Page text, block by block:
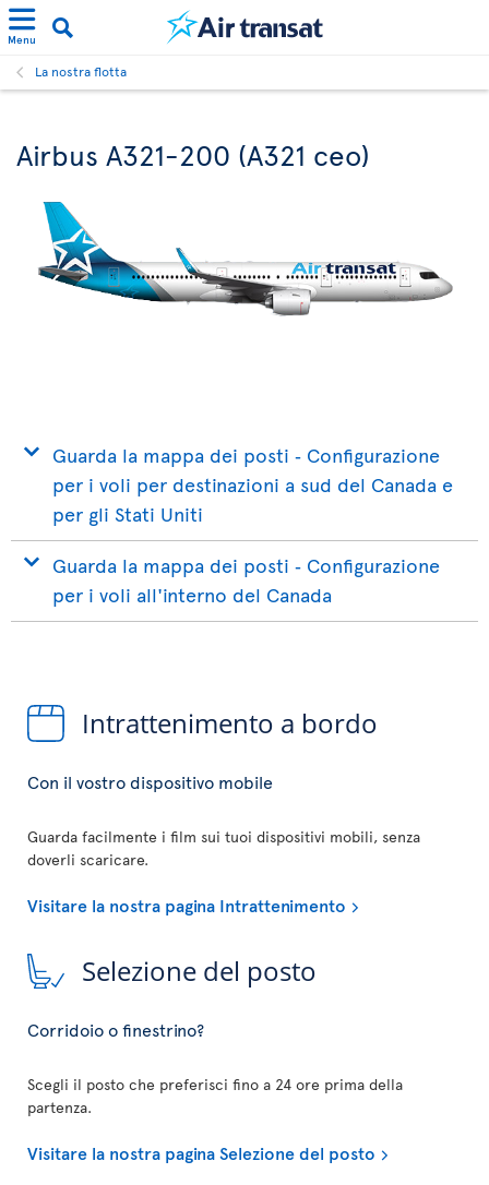
Menu
La nostra flotta
Airbus A321-200 (A321 ceo)
Guarda la mappa dei posti ‐ Configurazione
per i voli per destinazioni a sud del Canada e
per gli Stati Uniti
Guarda la mappa dei posti ‐ Configurazione
per i voli all'interno del Canada
Intrattenimento a bordo
Con il vostro dispositivo mobile
Guarda facilmente i film sui tuoi dispositivi mobili, senza
doverli scaricare.
Visitare la nostra pagina Intrattenimento
Selezione del posto
Corridoio o finestrino?
Scegli il posto che preferisci fino a 24 ore prima della
partenza.
Visitare la nostra pagina Selezione del posto